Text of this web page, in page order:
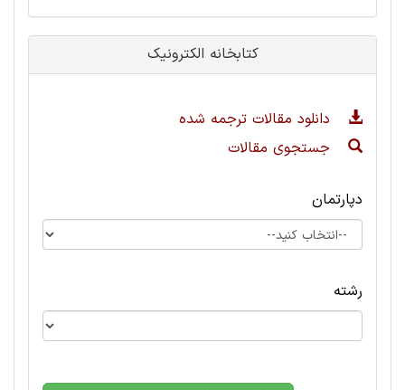
کتابخانه الکترونیک
دانلود مقالات ترجمه شده
جستجوی مقالات
دپارتمان
رشته